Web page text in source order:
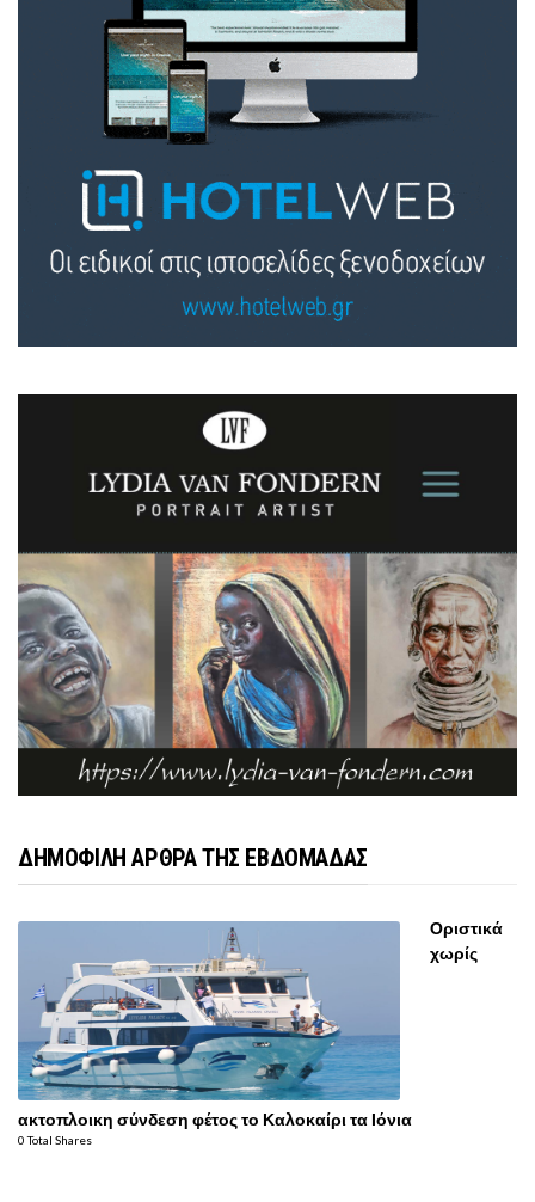
ΔΗΜΟΦΙΛΗ ΑΡΘΡΑ ΤΗΣ ΕΒΔΟΜΑΔΑΣ
Οριστικά
χωρίς
ακτοπλοικη σύνδεση φέτος το Καλοκαίρι τα Ιόνια
0 Total Shares